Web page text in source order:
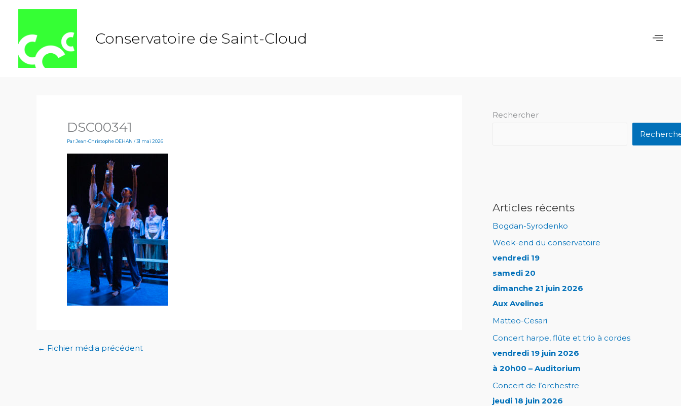
Conservatoire de Saint-Cloud
DSC00341
ParJean-Christophe DEHAN/31 mai 2026
← Fichier média précédent
Rechercher
Articles récents
Bogdan-Syrodenko
Week-end du conservatoire
vendredi 19
samedi 20
dimanche 21 juin 2026
Aux Avelines
Matteo-Cesari
Concert harpe, flûte et trio à cordes
vendredi 19 juin 2026
à 20h00 – Auditorium
Concert de l’orchestre
jeudi 18 juin 2026